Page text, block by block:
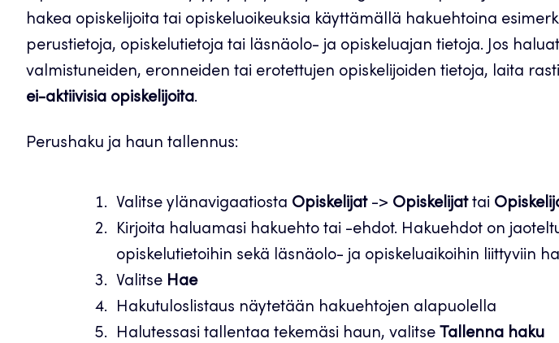
hakea opiskelijoita tai opiskeluoikeuksia käyttämällä hakuehtoina
perustietoja, opiskelutietoja tai läsnäolo- ja opiskeluajan tietoja. Jos
valmistuneiden, eronneiden tai erotettujen opiskelijoiden tietoja, laita
ei-aktiivisia opiskelijoita.
Perushaku ja haun tallennus:
Valitse ylänavigaatiosta Opiskelijat-> Opiskelijattai
Kirjoita haluamasi hakuehto tai -ehdot. Hakuehdot on
opiskelutietoihin sekä läsnäolo- ja opiskeluaikoihin liittyviin
Valitse Hae
Hakutuloslistaus näytetään hakuehtojen alapuolella
Halutessasi tallentaa tekemäsi haun, valitse Tallenna haku